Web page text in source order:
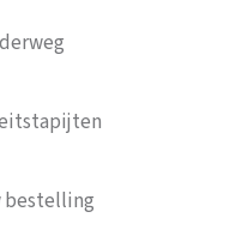
bestelling